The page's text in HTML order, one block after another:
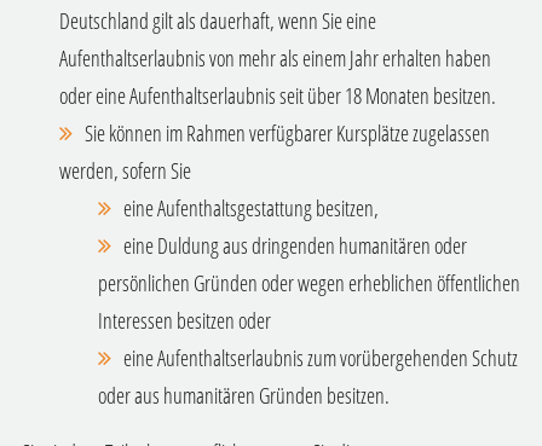
Deutschland gilt als dauerhaft, wenn Sie eine
Aufenthaltserlaubnis von mehr als einem Jahr erhalten haben
oder eine Aufenthaltserlaubnis seit über 18 Monaten besitzen.
Sie können im Rahmen verfügbarer Kursplätze zugelassen
werden, sofern Sie
eine Aufenthaltsgestattung besitzen,
eine Duldung aus dringenden humanitären oder
persönlichen Gründen oder wegen erheblichen öffentlichen
Interessen besitzen oder
eine Aufenthaltserlaubnis zum vorübergehenden Schutz
oder aus humanitären Gründen besitzen.